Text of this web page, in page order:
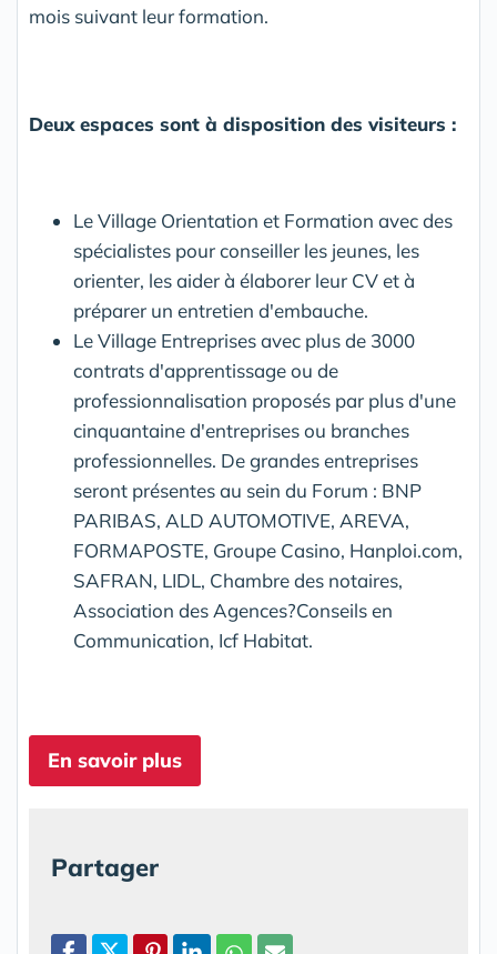
mois suivant leur formation.
Deux espaces sont à disposition des visiteurs :
Le Village Orientation et Formation avec des
spécialistes pour conseiller les jeunes, les
orienter, les aider à élaborer leur CV et à
préparer un entretien d'embauche.
Le Village Entreprises avec plus de 3000
contrats d'apprentissage ou de
professionnalisation proposés par plus d'une
cinquantaine d'entreprises ou branches
professionnelles. De grandes entreprises
seront présentes au sein du Forum : BNP
PARIBAS, ALD AUTOMOTIVE, AREVA,
FORMAPOSTE, Groupe Casino, Hanploi.com,
SAFRAN, LIDL, Chambre des notaires,
Association des Agences?Conseils en
Communication, Icf Habitat.
En savoir plus
Partager